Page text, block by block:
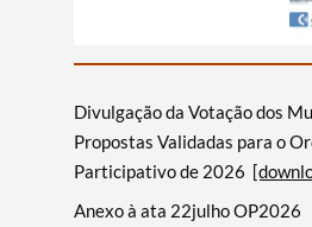
Divulgação da Votação dos
Propostas Validadas para o
Participativo de 2026
Anexo à ata 22julho OP2026